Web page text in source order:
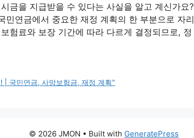
금을 지급받을 수 있다는 사실을 알고 계신가요?
연금에서 중요한 재정 계획의 한 부분으로 자리
험료와 보장 기간에 따라 다르게 결정되므로, 정
| 국민연금, 사망보험금, 재정 계획"
© 2026 JMON • Built with GeneratePress